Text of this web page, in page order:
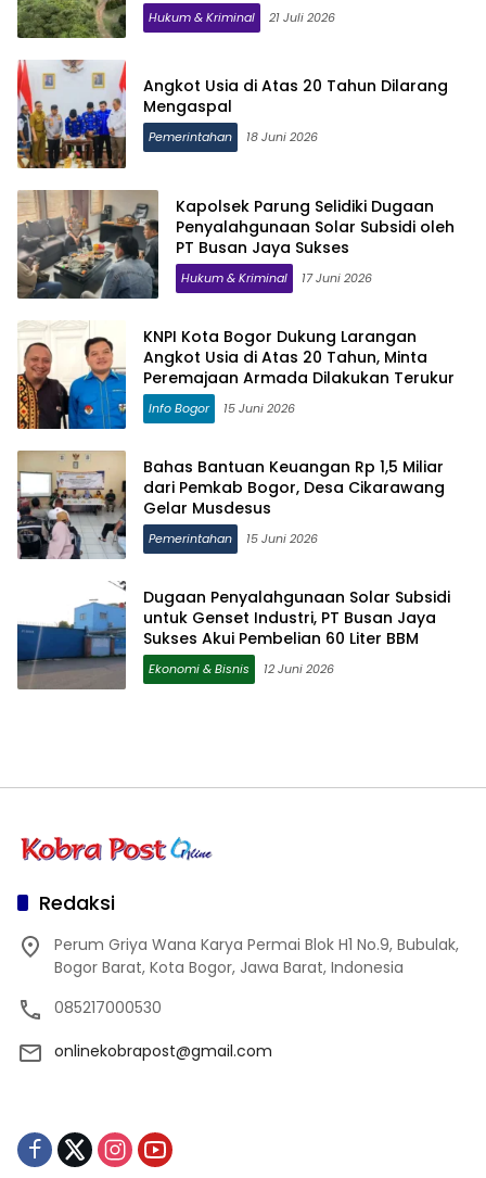
Hukum & Kriminal 21 Juli 2026
Angkot Usia di Atas 20 Tahun Dilarang
Mengaspal
Pemerintahan 18 Juni 2026
Kapolsek Parung Selidiki Dugaan
Penyalahgunaan Solar Subsidi oleh
PT Busan Jaya Sukses
Hukum & Kriminal 17 Juni 2026
KNPI Kota Bogor Dukung Larangan
Angkot Usia di Atas 20 Tahun, Minta
Peremajaan Armada Dilakukan Terukur
Info Bogor 15 Juni 2026
Bahas Bantuan Keuangan Rp 1,5 Miliar
dari Pemkab Bogor, Desa Cikarawang
Gelar Musdesus
Pemerintahan 15 Juni 2026
Dugaan Penyalahgunaan Solar Subsidi
untuk Genset Industri, PT Busan Jaya
Sukses Akui Pembelian 60 Liter BBM
Ekonomi & Bisnis 12 Juni 2026
Redaksi
Perum Griya Wana Karya Permai Blok H1 No.9, Bubulak,
Bogor Barat, Kota Bogor, Jawa Barat, Indonesia
085217000530
onlinekobrapost@gmail.com